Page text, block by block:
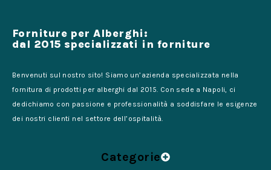
Forniture per Alberghi:
dal 2015 specializzati in forniture
Benvenuti sul nostro sito! Siamo un’azienda specializzata nella
fornitura di prodotti per alberghi dal 2015. Con sede a Napoli, ci
dedichiamo con passione e professionalità a soddisfare le esigenze
dei nostri clienti nel settore dell’ospitalità.
Categorie